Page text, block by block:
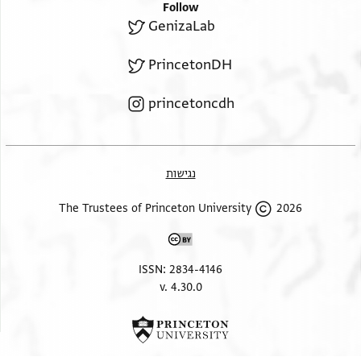
Follow
GenizaLab
PrincetonDH
princetoncdh
נגישות
2026 The Trustees of Princeton University
ISSN: 2834-4146
v. 4.30.0